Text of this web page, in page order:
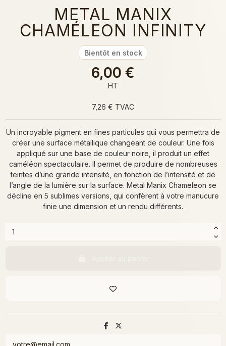
METAL MANIX
CHAMÉLEON INFINITY
Bientôt en stock
6,00 €
HT
7,26 € TVAC
Un incroyable pigment en fines particules qui vous permettra de
créer une surface métallique changeant de couleur. Une fois
appliqué sur une base de couleur noire, il produit un effet
caméléon spectaculaire. Il permet de produire de nombreuses
teintes d’une grande intensité, en fonction de l’intensité et de
l’angle de la lumière sur la surface. Metal Manix Chameleon se
décline en 5 sublimes versions, qui confèrent à votre manucure
finie une dimension et un rendu différents.